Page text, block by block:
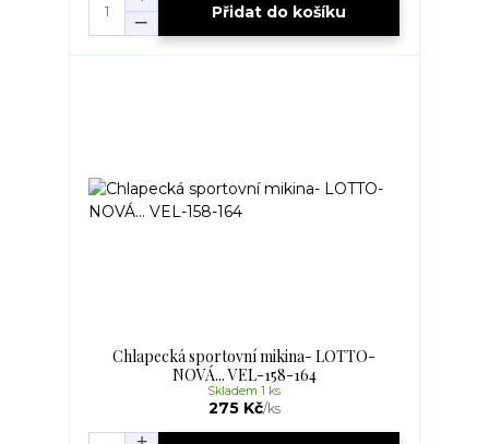
Přidat do košíku
Chlapecká sportovní mikina- LOTTO-
NOVÁ... VEL-158-164
275 Kč/ks
Skladem 1 ks